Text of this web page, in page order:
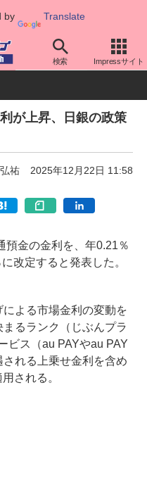
by Translate
検索 Impressサイト
プリ・サービス
が上昇、日銀の政策
祐 2025年12月22日 11:58
金の金利を、年0.21％
改定すると発表した。
よる市場金利の変動を
るランク（じぶんプラ
ビス（au PAYやau PAY
れる上乗せ金利を含め
される。